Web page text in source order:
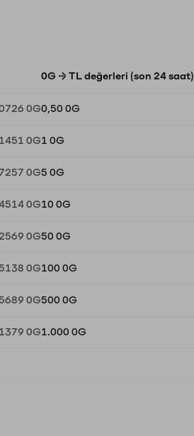
0G
0G
0G
0G
0G
0G
0G
0G
0G → TL değerleri (son 24 saat)
0,50 0G
1 0G
5 0G
10 0G
50 0G
100 0G
500 0G
1.000 0G